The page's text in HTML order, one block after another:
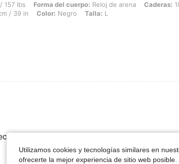
Forma del cuerpo: Reloj de arena, Caderas: 106 cm / 42 in,
157 lbs Forma del cuerpo: Reloj de arena Caderas:
/ 39 in Color: Negro Talla: L
100%, Y exacto ala medida
Utilizamos cookies y tecnologías similares en
ofrecerte la mejor experiencia de sitio web